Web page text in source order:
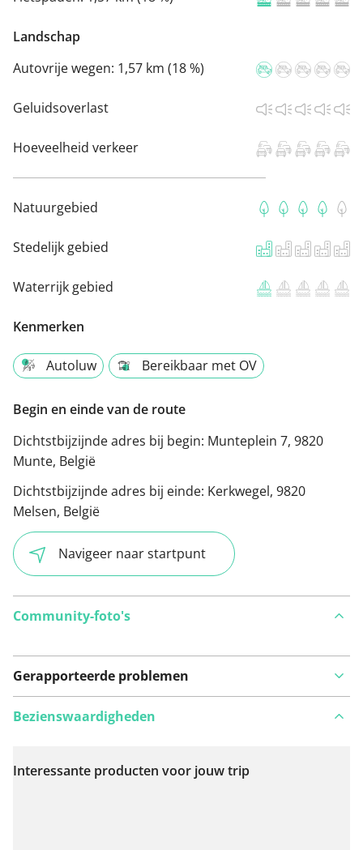
Landschap
Autovrije wegen: 1,57 km (18 %)
Geluidsoverlast
Hoeveelheid verkeer
Natuurgebied
Stedelijk gebied
Waterrijk gebied
Kenmerken
Autoluw Bereikbaar met OV
Begin en einde van de route
Dichtstbijzijnde adres bij begin: Munteplein 7, 9820
Munte, België
Dichtstbijzijnde adres bij einde: Kerkwegel, 9820
Melsen, België
Navigeer naar startpunt
Community-foto's
Gerapporteerde problemen
Bekijk op kaart
Bezienswaardigheden
Interessante producten voor jouw trip